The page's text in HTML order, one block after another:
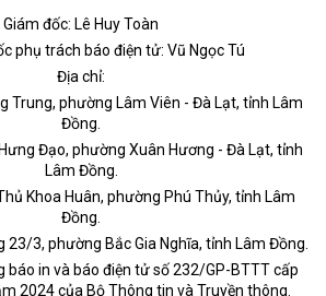
Giám đốc: Lê Huy Toàn
phụ trách báo điện tử: Vũ Ngọc Tú
Địa chỉ:
Trung, phường Lâm Viên - Đà Lạt, tỉnh Lâm
Đồng.
Đạo, phường Xuân Hương - Đà Lạt, tỉnh
Lâm Đồng.
Khoa Huân, phường Phú Thủy, tỉnh Lâm
Đồng.
23/3, phường Bắc Gia Nghĩa, tỉnh Lâm Đồng.
báo in và báo điện tử số 232/GP-BTTT cấp
2024 của Bộ Thông tin và Truyền thông.